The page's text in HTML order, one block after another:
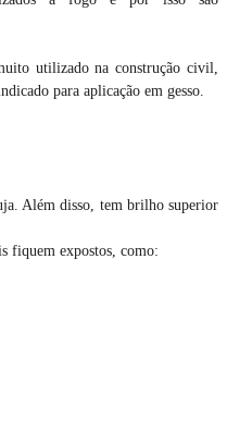
utilizado na construção civil,
para aplicação em gesso.
Além disso, tem brilho superior
fiquem expostos, como: